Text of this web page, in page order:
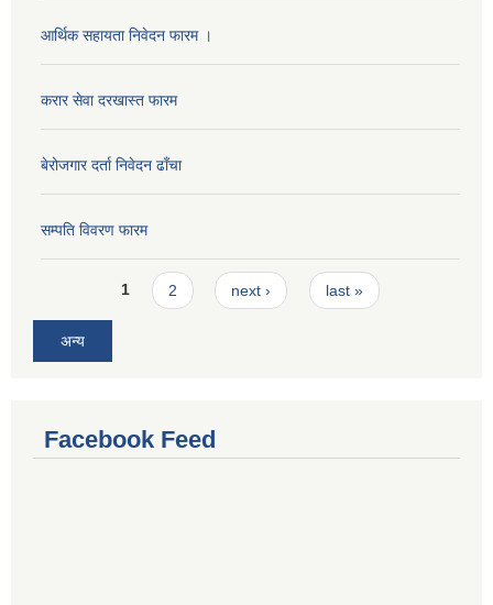
आर्थिक सहायता निवेदन फारम ।
करार सेवा दरखास्त फारम
बेरोजगार दर्ता निवेदन ढाँचा
सम्पति विवरण फारम
Pages1 2 next › last »
अन्य
Facebook Feed